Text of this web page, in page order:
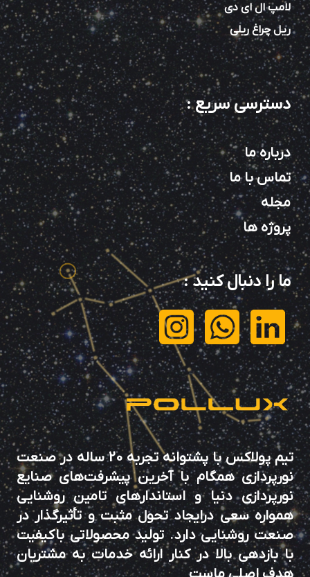
لامپ ال ای دی
ریل چراغ ریلی
دسترسی سریع:
درباره ما
تماس با ما
مجله
پروژه ها
ما را دنبال کنید:
تیم پولاکس با پشتوانه تجربه 20 ساله در صنعت
نورپردازی همگام با آخرین پیشرفت‌های صنایع
نورپردازی دنیا و استاندارهای تامین روشنایی
همواره سعی درایجاد تحول مثبت و تأثیرگذار در
صنعت روشنایی دارد. تولید محصولاتی باکیفیت
با بازدهی بالا در کنار ارائه خدمات به مشتریان